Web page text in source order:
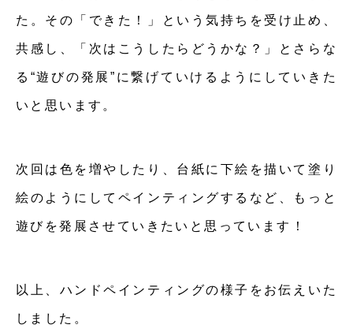
た。その「できた！」という気持ちを受け止め、
共感し、「次はこうしたらどうかな？」とさらな
る“遊びの発展”に繋げていけるようにしていきた
いと思います。
次回は色を増やしたり、台紙に下絵を描いて塗り
絵のようにしてペインティングするなど、もっと
遊びを発展させていきたいと思っています！
以上、ハンドペインティングの様子をお伝えいた
しました。